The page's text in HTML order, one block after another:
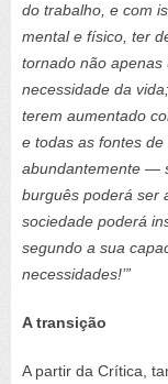
do trabalho, e com
mental e físico, ter
tornado não apenas
necessidade da
terem aumentado
e todas as fontes
abundantemente —
burguês poderá ser
sociedade poderá
segundo a sua
necessidades!’”
A transição
A partir da Crítica,